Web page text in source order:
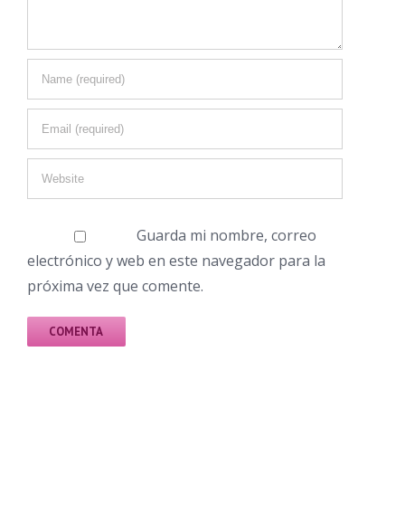
Guarda mi nombre, correo
electrónico y web en este navegador para la
próxima vez que comente.